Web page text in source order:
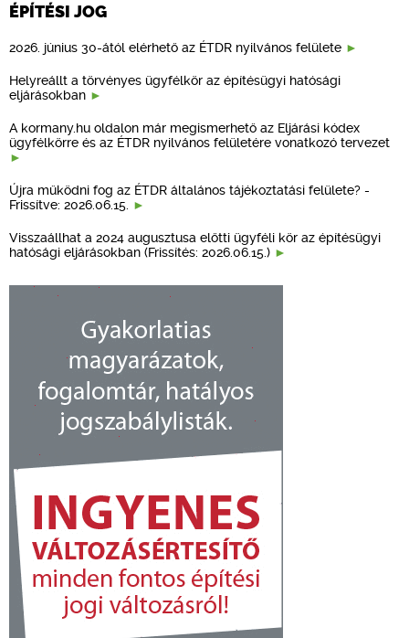
ÉPÍTÉSI JOG
2026. június 30-ától elérhető az ÉTDR nyilvános felülete
Helyreállt a törvényes ügyfélkör az építésügyi hatósági
eljárásokban
A kormany.hu oldalon már megismerhető az Eljárási kódex
ügyfélkörre és az ÉTDR nyilvános felületére vonatkozó tervezet
Újra működni fog az ÉTDR általános tájékoztatási felülete? -
Frissítve: 2026.06.15.
Visszaállhat a 2024 augusztusa előtti ügyféli kör az építésügyi
hatósági eljárásokban (Frissítés: 2026.06.15.)